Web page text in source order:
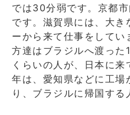
では30分弱です。京都
です。滋賀県には、大
ーから来て仕事をして
方達はブラジルへ渡っ
くらいの人が、日本に
年は、愛知県などに工場
り、ブラジルに帰国する